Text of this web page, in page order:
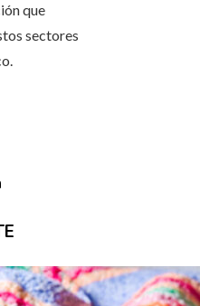
que
sectores